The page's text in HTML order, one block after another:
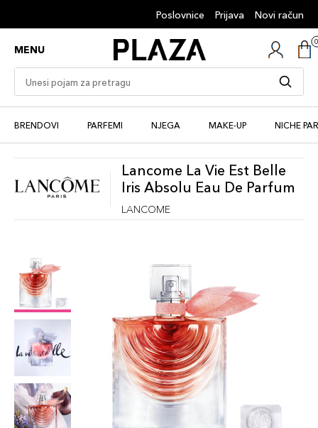
Poslovnice Prijava Novi račun
MENU
BRENDOVI PARFEMI NJEGA MAKE-UP NICHE
Lancome La Vie Est Belle
Iris Absolu Eau De Parfum
LANCOME